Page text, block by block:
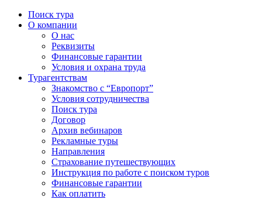
Поиск тура
О компании
О нас
Реквизиты
Финансовые гарантии
Условия и охрана труда
Турагентствам
Знакомство с “Европорт”
Условия сотрудничества
Поиск тура
Договор
Архив вебинаров
Рекламные туры
Направления
Страхование путешествующих
Инструкция по работе с поиском туров
Финансовые гарантии
Как оплатить